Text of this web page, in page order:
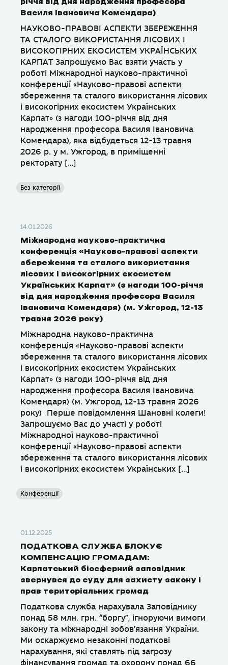
річчя від дня народження професора
Василя Івановича Комендара)
НАУКОВО-ПРАВОВІ АСПЕКТИ ЗБЕРЕЖЕННЯ
ТА СТАЛОГО ВИКОРИСТАННЯ ЛІСОВИХ І
ВИСОКОГІРНИХ ЕКОСИСТЕМ УКРАЇНСЬКИХ
КАРПАТ Запрошуємо Вас взяти участь у
роботі Міжнародної науково-практичної
конференції «Науково-правові аспекти
збереження та сталого використання лісових
і високогірних екосистем Українських
Карпат» (з нагоди 100-річчя від дня
народження професора Василя Івановича
Комендара), яка відбудеться 12-13 травня
2026 р. у м. Ужгород, в приміщенні
ректорату […]
Без категорії
14.01.2026
Міжнародна науково-практична
конференція «Науково-правові аспекти
збереження та сталого використання
лісових і високогірних екосистем
Українських Карпат» (з нагоди 100-річчя
від дня народження професора Василя
Івановича Комендаря) (м. Ужгород, 12-13
травня 2026 року)
Міжнародна науково-практична
конференція «Науково-правові аспекти
збереження та сталого використання лісових
і високогірних екосистем Українських
Карпат» (з нагоди 100-річчя від дня
народження професора Василя Івановича
Комендаря) (м. Ужгород, 12-13 травня 2026
року) Перше повідомлення Шановні колеги!
Запрошуємо Вас до участі у роботі
Міжнародної науково-практичної
конференції «Науково-правові аспекти
збереження та сталого використання лісових
і високогірних екосистем Українських […]
Конференції
01.12.2025
ПОДАТКОВА СЛУЖБА БЛОКУЄ
КОМПЕНСАЦІЮ ГРОМАДАМ:
Карпатський біосферний заповідник
звернувся до суду для захисту закону і
прав територіальних громад
Податкова служба нарахувала Заповіднику
понад 58 млн. грн. “боргу”, ігноруючи вимоги
закону та міжнародні зобов’язання України.
Ми оскаржуємо незаконні податкові
нарахування, які ставлять під загрозу
фінансування громад та охорону понад 66